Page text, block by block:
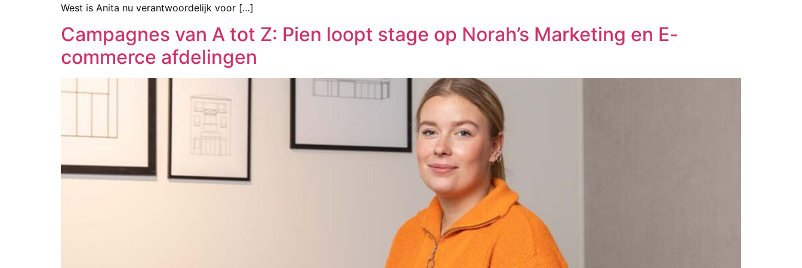
West is Anita nu verantwoordelijk voor […]
Campagnes van A tot Z: Pien loopt stage op Norah’s Marketing en E-
commerce afdelingen